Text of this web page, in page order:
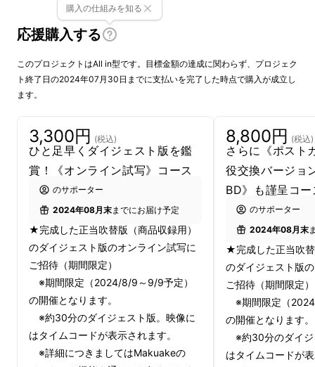
チェーンソーを振り回して人々を絶望のどん
底へと陥れる怪人“レザーフェイス” と、実在の
殺人鬼をモデルにした人肉食一家
を生み出した
第一作が誕生して50年──今なお脈々と生まれ
続けている『悪魔のいけにえ』シリーズの第2
作が、本作『悪魔のいけにえ2』
です。『ス
ペースバンパイア』（85）やスティーブン・
スピルバーグが製作を手掛けた『ポルターガイ
スト』（82）でも知られる鬼才監督トビー・
フーパーが、 名優にして怪優のデニス・ホッ
パーを主演に、前作から12年を経た1986年に
世に放った異色のホラー作品
応援購入する
購入の仕組みを知る
このプロジェクトはAll in型です。目標金額の達成に関わらず、プロジェク
ト終了日の2024年07月30日までに支払いを完了した時点で購入が成立し
ます。
3,300円 (税込)
ひと足早くダイジェスト版を鑑
賞！《オンライン試写》コース
のサポーター
2024年08月末までにお届け予定
★完成した正当吹替版（商品収録用）
のダイジェスト版のオンライン試写に
ご招待（期間限定）
※期間限定（2024/8/9～9/9予定）
の開催となります。
※約30分のダイジェスト版。映像に
はタイムコードが表示されます。
※詳細につきましてはMakuakeの
8,800円 (税込)
さらに《ポスト
役交換バージョ
BD》も謹呈コー
のサポーター
2024年08月末
★完成した正当吹
のダイジェスト版
ご招待（期間限定）
※期間限定（
の開催となります。
※約30分のダイジ
はタイムコードが